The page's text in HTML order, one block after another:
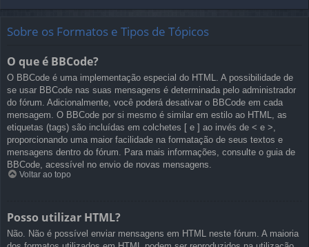
Sobre os Formatos e Tipos de Tópicos
O que é BBCode?
O BBCode é uma implementação especial do HTML. A possibilidade de
se usar BBCode nas suas mensagens é determinada pelo administrador
do fórum. Adicionalmente, você poderá desativar o BBCode em cada
mensagem. O BBCode por si mesmo é similar em estilo ao HTML, as
etiquetas (tags) são incluídas em colchetes [ e ] ao invés de < e >,
proporcionando uma maior facilidade na formatação de seus textos e
mensagens dentro do fórum. Para mais informações, consulte o guia de
BBCode, acessível no envio de novas mensagens.
Voltar ao topo
Posso utilizar HTML?
Não. Não é possível enviar mensagens em HTML neste fórum. A maioria